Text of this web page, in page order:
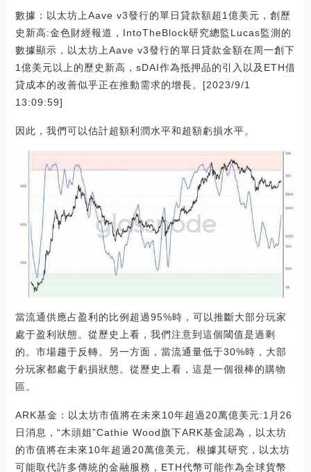
數據：以太坊上Aave v3發行的單日貸款額超1億美元，創歷
史新高:金色財經報道，IntoTheBlock研究總監Lucas監測的
數據顯示，以太坊上Aave v3發行的單日貸款金額在周一創下
1億美元以上的歷史新高，sDAI作為抵押品的引入以及ETH借
貸成本的改善似乎正在推動需求的增長。[2023/9/1
13:09:59]
因此，我們可以估計超額利潤水平和超額虧損水平。
當流通供應占盈利的比例超過95%時，可以推斷大部分玩家
處于盈利狀態。從歷史上看，我們注意到這個閾值是過剩
的。市場趨于反轉。另一方面，當流通量低于30%時，大部
分玩家都處于虧損狀態。從歷史上看，這是一個很棒的購物
區。
ARK基金：以太坊市值將在未來10年超過20萬億美元:1月26
日消息，“木頭姐”Cathie Wood旗下ARK基金認為，以太坊
的市值將在未來10年超過20萬億美元。根據其研究，以太坊
可能取代許多傳統的金融服務，ETH代幣可能作為全球貨幣